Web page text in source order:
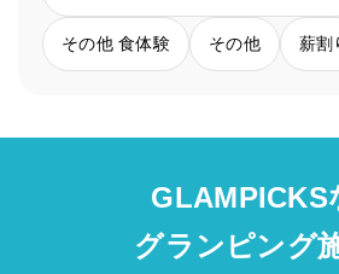
その他 食体験 その他 薪割
GLAMPICKS
グランピング